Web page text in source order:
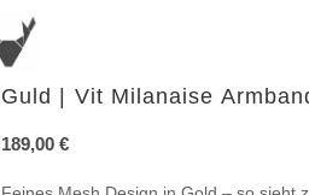
Guld | Vit Milanaise
189,00 €